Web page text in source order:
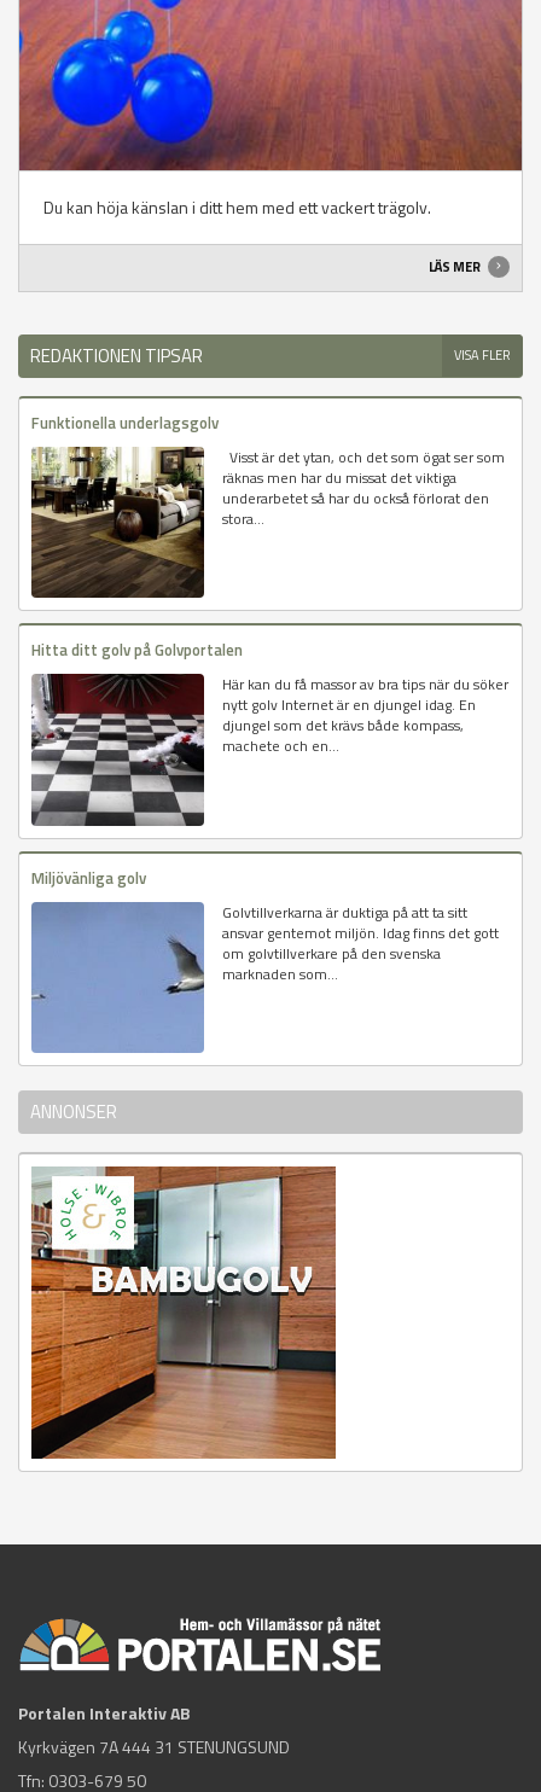
Du kan höja känslan i ditt hem med ett vackert trägolv.
LÄS MER
REDAKTIONEN TIPSAR VISA FLER
Funktionella underlagsgolv
Visst är det ytan, och det som ögat ser som
räknas men har du missat det viktiga
underarbetet så har du också förlorat den
stora...
Hitta ditt golv på Golvportalen
Här kan du få massor av bra tips när du söker
nytt golv Internet är en djungel idag. En
djungel som det krävs både kompass,
machete och en...
Miljövänliga golv
Golvtillverkarna är duktiga på att ta sitt
ansvar gentemot miljön. Idag finns det gott
om golvtillverkare på den svenska
marknaden som...
ANNONSER
Portalen Interaktiv AB
Kyrkvägen 7A 444 31 STENUNGSUND
Tfn: 0303-679 50